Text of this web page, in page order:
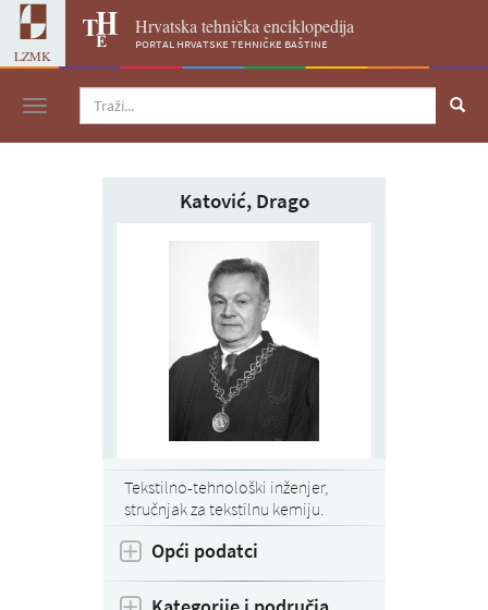
LZMK
Hrvatska tehnička enciklopedija
portal hrvatske tehničke baštine
Navigacija
Katović, Drago
Tekstilno-tehnološki inženjer,
stručnjak za tekstilnu kemiju.
Opći podatci